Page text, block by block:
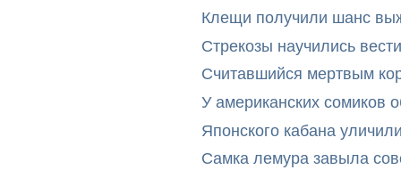
Клещи получили шанс
Стрекозы научились
Считавшийся мертвым
У американских сомиков
Японского кабана
Самка лемура завыла